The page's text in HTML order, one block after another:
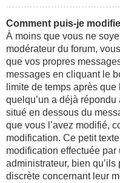
Comment puis-je
À moins que vous ne
modérateur du forum,
que vos propres
messages en cliquant le
limite de temps après
quelqu’un a déjà
situé en dessous du
que vous l’avez modifié,
modification. Ce petit texte
modification effectuée par
administrateur, bien
discrète concernant leur